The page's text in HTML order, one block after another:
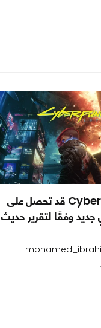
Cyberpunk 2077 قد تحصل على
وفقًا لتقرير حديث